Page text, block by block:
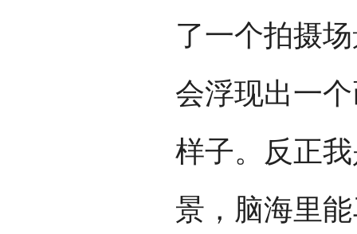
了一个拍摄
会浮现出一
样子。反正
景，脑海里